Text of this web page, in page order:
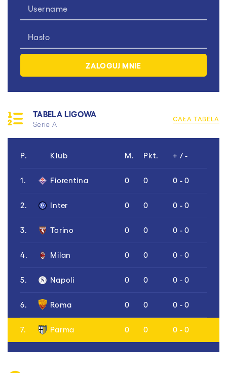
TABELA LIGOWA
Serie A
CAŁA TABELA
P. Klub M. Pkt. + / -
1. Fiorentina 0 0 0 - 0
2. Inter 0 0 0 - 0
3. Torino 0 0 0 - 0
4. Milan 0 0 0 - 0
5. Napoli 0 0 0 - 0
6. Roma 0 0 0 - 0
7. Parma 0 0 0 - 0